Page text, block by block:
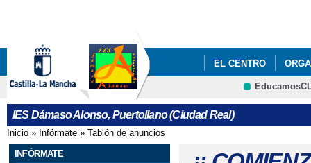
EL CENTRO
ACTIVIDADES
SEMANA DE LAS
IES Dámaso Alonso, Puertollano (Ciudad Real)
Se encuentra usted aquí
Inicio » Infórmate » Tablón de anuncios
INFÓRMATE